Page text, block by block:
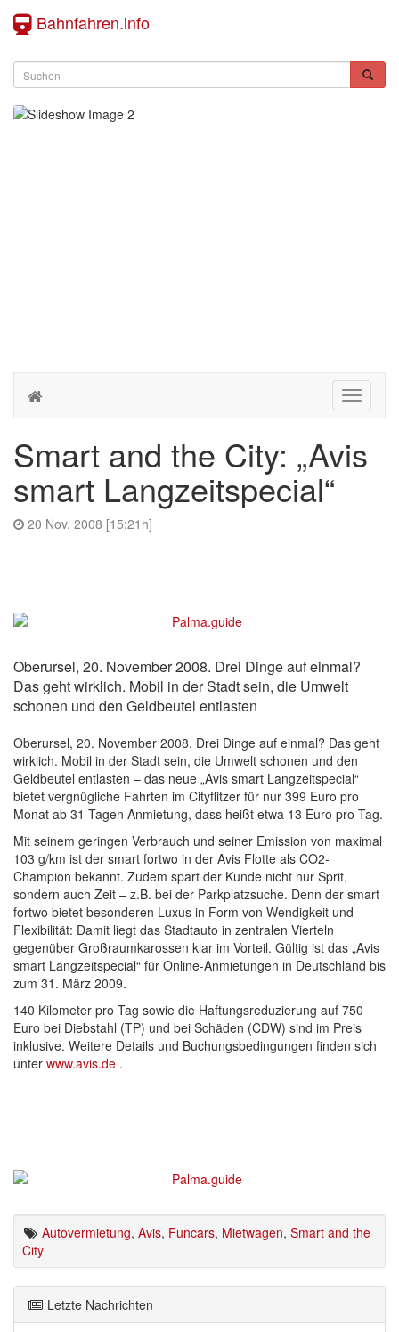
Bahnfahren.info
Toggle
Smart and the City: „Avis
smart Langzeitspecial“
20 Nov. 2008 [15:21h]
Oberursel, 20. November 2008. Drei Dinge auf einmal?
Das geht wirklich. Mobil in der Stadt sein, die Umwelt
schonen und den Geldbeutel entlasten
Oberursel, 20. November 2008. Drei Dinge auf einmal? Das geht
wirklich. Mobil in der Stadt sein, die Umwelt schonen und den
Geldbeutel entlasten – das neue „Avis smart Langzeitspecial“
bietet vergnügliche Fahrten im Cityflitzer für nur 399 Euro pro
Monat ab 31 Tagen Anmietung, dass heißt etwa 13 Euro pro Tag.
Mit seinem geringen Verbrauch und seiner Emission von maximal
103 g/km ist der smart fortwo in der Avis Flotte als CO2-
Champion bekannt. Zudem spart der Kunde nicht nur Sprit,
sondern auch Zeit – z.B. bei der Parkplatzsuche. Denn der smart
fortwo bietet besonderen Luxus in Form von Wendigkeit und
Flexibilität: Damit liegt das Stadtauto in zentralen Vierteln
gegenüber Großraumkarossen klar im Vorteil. Gültig ist das „Avis
smart Langzeitspecial“ für Online-Anmietungen in Deutschland bis
zum 31. März 2009.
140 Kilometer pro Tag sowie die Haftungsreduzierung auf 750
Euro bei Diebstahl (TP) und bei Schäden (CDW) sind im Preis
inklusive. Weitere Details und Buchungsbedingungen finden sich
unter www.avis.de .
Autovermietung, Avis, Funcars, Mietwagen, Smart and the
City
Letzte Nachrichten